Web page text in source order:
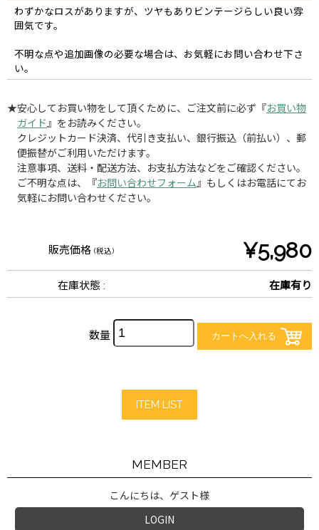
わずかなロスがありますが、ツヤもありビンテージらしい良い雰
囲気です。
不明な点や追加画像の必要な場合は、お気軽にお問い合わせ下さ
い。
★安心してお買い物をして頂くために、ご注文前に必ず『お買い物
ガイド 』をお読みください。
クレジットカード決済、代引き支払い、銀行振込（前払い）、郵
便振替がご利用いただけます。
注意事項、送料・配送方法、お支払方法などをご確認ください。
ご不明な点は、『お問い合わせフォーム 』もしくはお電話にてお
気軽にお問い合わせください。
販売価格 (税込) ¥5,980
在庫状態 : 在庫有り
数量
ITEM LIST
MEMBER
こんにちは、ゲスト様
LOGIN